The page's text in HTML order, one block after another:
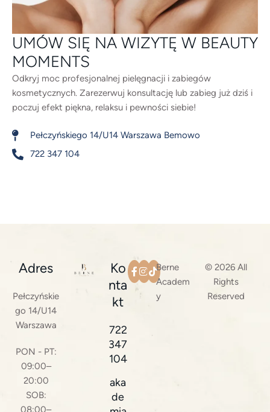
UMÓW SIĘ NA WIZYTĘ W BEAUTY
MOMENTS
Odkryj moc profesjonalnej pielęgnacji i zabiegów
kosmetycznych. Zarezerwuj konsultację lub zabieg już dziś i
poczuj efekt piękna, relaksu i pewności siebie!
Pełczyńskiego 14/U14 Warszawa Bemowo
722 347 104
Adres
Pełczyńskie
go 14/U14
Warszawa
PON - PT:
09:00–
20:00
SOB:
08:00–
Ko
nta
kt
722
347
104
aka
de
Berne
Academ
y
© 2026 All
Rights
Reserved